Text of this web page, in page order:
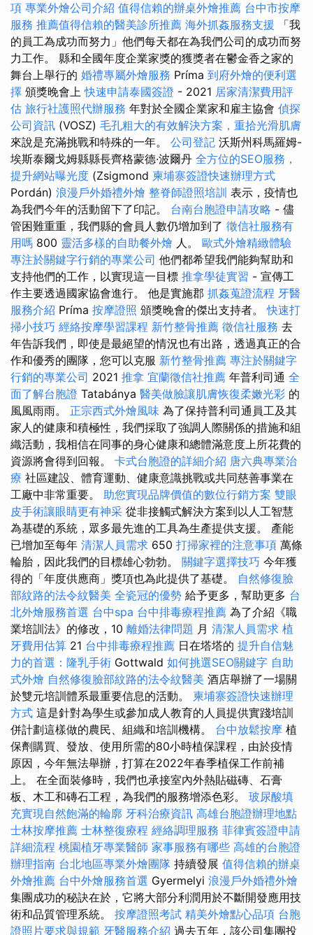
項 專業外燴公司介紹 值得信賴的辦桌外燴推薦 台中市按摩
服務 推薦值得信賴的醫美診所推薦 海外抓姦服務支援 「我
的員工為成功而努力」他們每天都在為我們公司的成功而努
力工作。 縣和全國年度企業家獎的獲獎者在鬱金香之家的
舞台上舉行的 婚禮專屬外燴服務 Príma 到府外燴的便利選
擇 頒獎晚會上快速申請泰國簽證 - 2021 居家清潔費用評
估 旅行社護照代辦服務 年對於全國企業家和雇主協會 偵探
公司資訊 (VOSZ) 毛孔粗大的有效解決方案，重拾光滑肌膚
來說是充滿挑戰和特殊的一年。 公司登記 沃斯州科馬羅姆-
埃斯泰爾戈姆縣縣長齊格蒙德·波爾丹 全方位的SEO服務，
提升網站曝光度 (Zsigmond 柬埔寨簽證快速辦理方式
Pordán) 浪漫戶外婚禮外燴 整脊師證照培訓 表示，疫情也
為我們今年的活動留下了印記。 台南台胞證申請攻略 - 儘
管困難重重，我們縣的會員人數仍增加到了 徵信社服務有
用嗎 800 靈活多樣的自助餐外燴 人。 歐式外燴精緻體驗
專注於關鍵字行銷的專業公司 他們都希望我們能夠幫助和
支持他們的工作，以實現這一目標 推拿學徒實習 - 宣傳工
作主要透過國家協會進行。 他是實施郡 抓姦蒐證流程 牙醫
服務介紹 Príma 按摩證照 頒獎晚會的傑出支持者。快速打
掃小技巧 經絡按摩學習課程 新竹整骨推薦 徵信社服務 去
年告訴我們，即使是最絕望的情況也有出路，透過真正的合
作和優秀的團隊，您可以克服 新竹整骨推薦 專注於關鍵字
行銷的專業公司 2021 推拿 宜蘭徵信社推薦 年普利司通 全
面了解台胞證 Tatabánya 醫美做臉讓肌膚恢復柔嫩光彩 的
風風雨雨。 正宗西式外燴風味 為了保持普利司通員工及其
家人的健康和積極性，我們採取了強調人際關係的措施和組
織活動，我相信在同事的身心健康和總體滿意度上所花費的
資源將會得到回報。 卡式台胞證的詳細介紹 唐六典專業治
療 社區建設、體育運動、健康意識挑戰或共同慈善事業在
工廠中非常重要。 助您實現品牌價值的數位行銷方案 雙眼
皮手術讓眼睛更有神采 從非接觸式解決方案到以人工智慧
為基礎的系統，眾多最先進的工具為生產提供支援。 產能
已增加至每年 清潔人員需求 650 打掃家裡的注意事項 萬條
輪胎，因此我們的目標雄心勃勃。 關鍵字選擇技巧 今年獲
得的「年度供應商」獎項也為此提供了基礎。 自然修復臉
部紋路的法令紋醫美 全瓷冠的優勢 給予更多，幫助更多 台
北外燴服務首選 台中spa 台中排毒療程推薦 為了介紹《職
業培訓法》的修改，10 離婚法律問題 月 清潔人員需求 植
牙費用估算 21 台中排毒療程推薦 日在塔塔的 提升自信魅
力的首選：隆乳手術 Gottwald 如何挑選SEO關鍵字 自助
式外燴 自然修復臉部紋路的法令紋醫美 酒店舉辦了一場關
於雙元培訓體系最重要信息的活動。 柬埔寨簽證快速辦理
方式 這是針對為學生或參加成人教育的人員提供實踐培訓
併計劃這樣做的農民、組織和培訓機構。 台中放鬆按摩 植
保劑購買、發放、使用所需的80小時植保課程，由於疫情
原因，今年無法舉辦，打算在2022年春季植保工作前補
上。 在全面裝修時，我們也承接室內外熱貼磁磚、石膏
板、木工和磚石工程，為我們的服務增添色彩。 玻尿酸填
充實現自然飽滿的輪廓 牙科治療資訊 高雄台胞證辦理地點
士林按摩推薦 士林整復療程 經絡調理服務 菲律賓簽證申請
詳細流程 桃園植牙專業醫師 家事服務有哪些 高雄的台胞證
辦理指南 台北地區專業外燴團隊 持續發展 值得信賴的辦桌
外燴推薦 台中外燴服務首選 Gyermelyi 浪漫戶外婚禮外燴
集團成功的秘訣在於，它將大部分利潤用於不斷開發應用技
術和品質管理系統。 按摩證照考試 精美外燴點心品項 台胞
證照片要求與規範 牙醫服務介紹 過去五年，該公司集團投